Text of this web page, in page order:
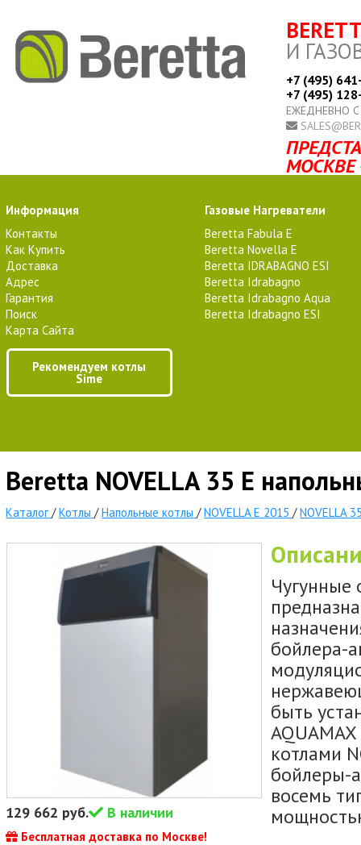
И
+7 (495)
+7 (495)
ЕЖЕДНЕВНО
МОСКВЕ
Информация
Контакты
Как Купить
Доставка
Адрес
Гарантия
Поиск
Карта Сайта
Рекомендуем котлы
Sime
Газовые Нагреватели
Beretta Fabula E
Beretta Novella E
Beretta IDRABAGNO ESI
Beretta Idrabagno
Beretta Idrabagno Aqua
Beretta Idrabagno ESI
Beretta NOVELLA 35 E
Каталог /Котлы /Напольные котлы /NOVELLA E 2015/NOVELLA
129 662 руб. В наличии
Бесплатная доставка по Москве!
Чугунные
бойлера-
быть
котлами
бойлеры-
восемь